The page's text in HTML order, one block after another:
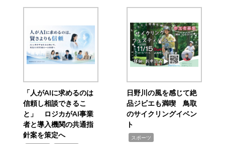
「人がAIに求めるのは
信頼し相談できるこ
と」 ロジカがAI事業
者と導入機関の共通指
針案を策定へ
日野川の風を感じて絶
品ジビエも満喫 鳥取
のサイクリングイベン
ト
スポーツ